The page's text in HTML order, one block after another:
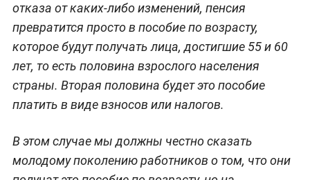
отказа от каких-либо изменений, пенсия
превратится просто в пособие по возрасту,
которое будут получать лица, достигшие 55 и 60
лет, то есть половина взрослого населения
страны. Вторая половина будет это пособие
платить в виде взносов или налогов.
В этом случае мы должны честно сказать
молодому поколению работников о том, что они